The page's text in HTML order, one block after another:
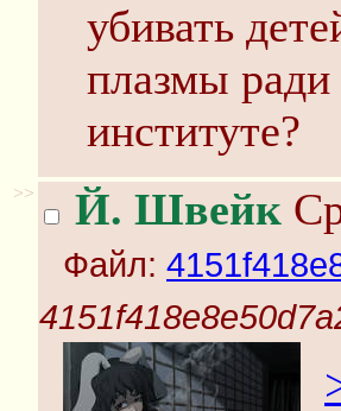
убивать
плазмы ради
институте?
>> Й. Швейк
Файл: